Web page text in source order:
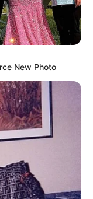
New Photo